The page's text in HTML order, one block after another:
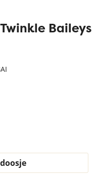
Baileys